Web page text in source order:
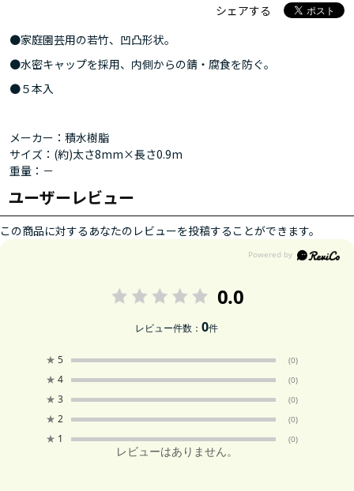
シェアする
●家庭園芸用の若竹、凹凸形状。
●水密キャップを採用、内側からの錆・腐食を防ぐ。
●５本入
メーカー：積水樹脂
サイズ：(約)太さ8mm×長さ0.9m
重量：－
ユーザーレビュー
この商品に対するあなたのレビューを投稿することができます。
0.0
レビュー件数：0件
★ 5 (0)
★ 4 (0)
★ 3 (0)
★ 2 (0)
★ 1 (0)
レビューはありません。